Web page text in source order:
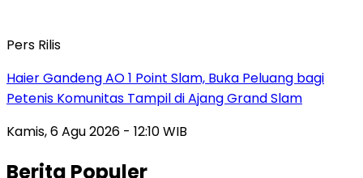
Pers Rilis
Haier Gandeng AO 1 Point Slam, Buka Peluang bagi
Petenis Komunitas Tampil di Ajang Grand Slam
Kamis, 6 Agu 2026 - 12:10 WIB
Berita Populer